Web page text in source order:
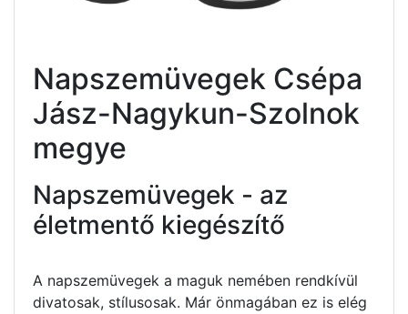
Napszemüvegek Csépa
Jász-Nagykun-Szolnok
megye
Napszemüvegek - az
életmentő kiegészítő
A napszemüvegek a maguk nemében rendkívül
divatosak, stílusosak. Már önmagában ez is elég